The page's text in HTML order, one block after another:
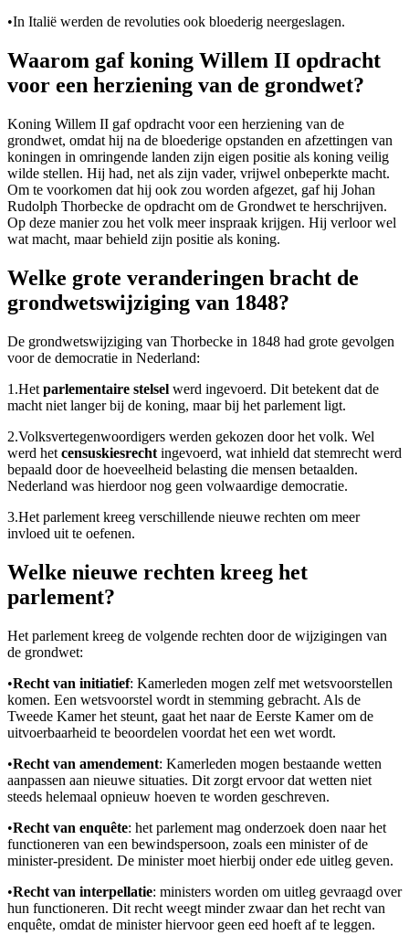
•In Italië werden de revoluties ook bloederig neergeslagen.
Waarom gaf koning Willem II opdracht
voor een herziening van de grondwet?
Koning Willem II gaf opdracht voor een herziening van de
grondwet, omdat hij na de bloederige opstanden en afzettingen van
koningen in omringende landen zijn eigen positie als koning veilig
wilde stellen. Hij had, net als zijn vader, vrijwel onbeperkte macht.
Om te voorkomen dat hij ook zou worden afgezet, gaf hij Johan
Rudolph Thorbecke de opdracht om de Grondwet te herschrijven.
Op deze manier zou het volk meer inspraak krijgen. Hij verloor wel
wat macht, maar behield zijn positie als koning.
Welke grote veranderingen bracht de
grondwetswijziging van 1848?
De grondwetswijziging van Thorbecke in 1848 had grote gevolgen
voor de democratie in Nederland:
1.Het parlementaire stelsel werd ingevoerd. Dit betekent dat de
macht niet langer bij de koning, maar bij het parlement ligt.
2.Volksvertegenwoordigers werden gekozen door het volk. Wel
werd het censuskiesrecht ingevoerd, wat inhield dat stemrecht werd
bepaald door de hoeveelheid belasting die mensen betaalden.
Nederland was hierdoor nog geen volwaardige democratie.
3.Het parlement kreeg verschillende nieuwe rechten om meer
invloed uit te oefenen.
Welke nieuwe rechten kreeg het
parlement?
Het parlement kreeg de volgende rechten door de wijzigingen van
de grondwet:
•Recht van initiatief: Kamerleden mogen zelf met wetsvoorstellen
komen. Een wetsvoorstel wordt in stemming gebracht. Als de
Tweede Kamer het steunt, gaat het naar de Eerste Kamer om de
uitvoerbaarheid te beoordelen voordat het een wet wordt.
•Recht van amendement: Kamerleden mogen bestaande wetten
aanpassen aan nieuwe situaties. Dit zorgt ervoor dat wetten niet
steeds helemaal opnieuw hoeven te worden geschreven.
•Recht van enquête: het parlement mag onderzoek doen naar het
functioneren van een bewindspersoon, zoals een minister of de
minister-president. De minister moet hierbij onder ede uitleg geven.
•Recht van interpellatie: ministers worden om uitleg gevraagd over
hun functioneren. Dit recht weegt minder zwaar dan het recht van
enquête, omdat de minister hiervoor geen eed hoeft af te leggen.